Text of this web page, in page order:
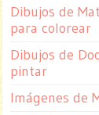
Dibujos de
para colorear
Dibujos de
pintar
Imágenes de